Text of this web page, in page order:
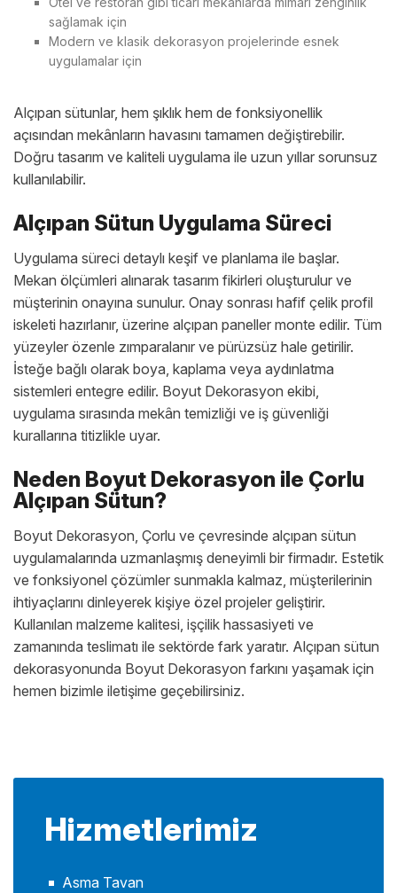
Hizmetlerimiz
Asma Tavan
sağlamak için
Modern ve klasik dekorasyon projelerinde esnek
uygulamalar için
Alçıpan sütunlar, hem şıklık hem de fonksiyonellik
açısından mekânların havasını tamamen değiştirebilir.
Doğru tasarım ve kaliteli uygulama ile uzun yıllar sorunsuz
kullanılabilir.
Alçıpan Sütun Uygulama Süreci
Uygulama süreci detaylı keşif ve planlama ile başlar.
Mekan ölçümleri alınarak tasarım fikirleri oluşturulur ve
müşterinin onayına sunulur. Onay sonrası hafif çelik profil
iskeleti hazırlanır, üzerine alçıpan paneller monte edilir. Tüm
yüzeyler özenle zımparalanır ve pürüzsüz hale getirilir.
İsteğe bağlı olarak boya, kaplama veya aydınlatma
sistemleri entegre edilir. Boyut Dekorasyon ekibi,
uygulama sırasında mekân temizliği ve iş güvenliği
kurallarına titizlikle uyar.
Neden Boyut Dekorasyon ile Çorlu
Alçıpan Sütun?
Boyut Dekorasyon, Çorlu ve çevresinde alçıpan sütun
uygulamalarında uzmanlaşmış deneyimli bir firmadır. Estetik
ve fonksiyonel çözümler sunmakla kalmaz, müşterilerinin
ihtiyaçlarını dinleyerek kişiye özel projeler geliştirir.
Kullanılan malzeme kalitesi, işçilik hassasiyeti ve
zamanında teslimatı ile sektörde fark yaratır. Alçıpan sütun
dekorasyonunda Boyut Dekorasyon farkını yaşamak için
hemen bizimle iletişime geçebilirsiniz.